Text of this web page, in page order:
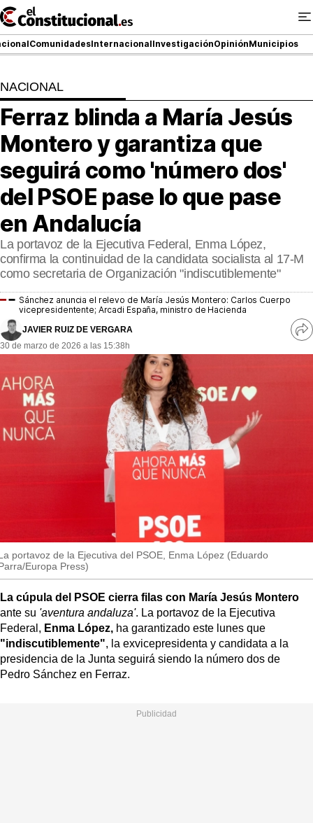
Ir
al
contenido
ComunidadesInternacionalInvestigaciónOpiniónMunicipios
NACIONAL
COMUNIDADES
ElConstitucional TV
MásQueTele
ElConstitucional +
MásQueEstilo
MásQueSucesos
MásQueMercados
JuicioExprés
INVESTIGACIÓN
INTERNACIONAL
NACIONAL
Ferraz blinda a María Jesús
Montero y garantiza que
seguirá como 'número dos'
del PSOE pase lo que pase
en Andalucía
La portavoz de la Ejecutiva Federal, Enma López,
confirma la continuidad de la candidata socialista al 17-M
como secretaria de Organización "indiscutiblemente"
Sánchez anuncia el relevo de María Jesús Montero: Carlos Cuerpo
vicepresidentente; Arcadi España, ministro de Hacienda
JAVIER RUIZ DE VERGARA
30 de marzo de 2026 a las 15:38h
portavoz de la Ejecutiva del PSOE, Enma López (Eduardo
Europa Press)
La cúpula del PSOE cierra filas con María Jesús Montero
ante su 'aventura andaluza'. La portavoz de la Ejecutiva
Federal, Enma López, ha garantizado este lunes que
"indiscutiblemente", la exvicepresidenta y candidata a la
presidencia de la Junta seguirá siendo la número dos de
Pedro Sánchez en Ferraz.